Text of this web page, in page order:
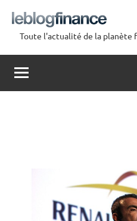
contenu
Le
Blog
Finance
Toute l'actualité de la planète